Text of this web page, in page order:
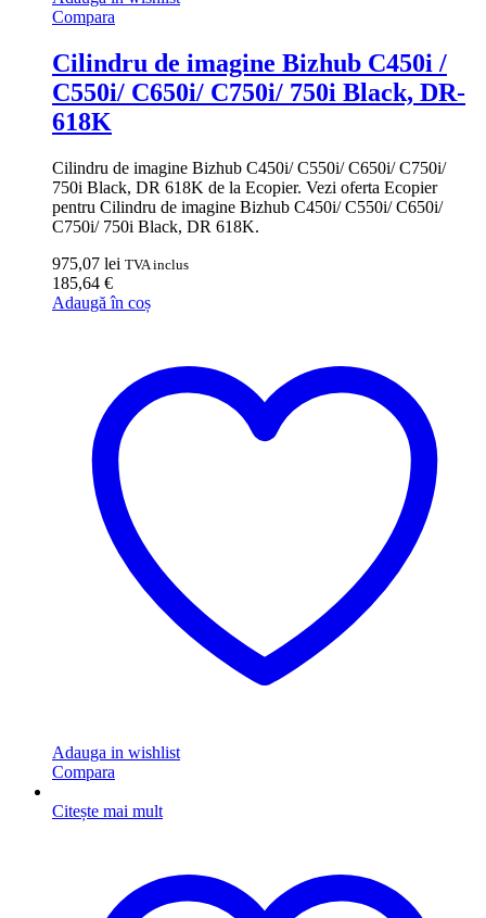
Compara
Cilindru de imagine Bizhub C450i /
C550i/ C650i/ C750i/ 750i Black, DR-
618K
Cilindru de imagine Bizhub C450i/ C550i/ C650i/ C750i/
750i Black, DR 618K de la Ecopier. Vezi oferta Ecopier
pentru Cilindru de imagine Bizhub C450i/ C550i/ C650i/
C750i/ 750i Black, DR 618K.
975,07 lei TVA inclus
185,64 €
Adaugă în coș
Adauga in wishlist
Compara
Citește mai mult